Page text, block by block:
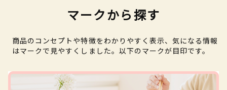
マークから探す
商品のコンセプトや特徴をわかりやすく表示、気になる情報
はマークで見やすくしました。以下のマークが目印です。